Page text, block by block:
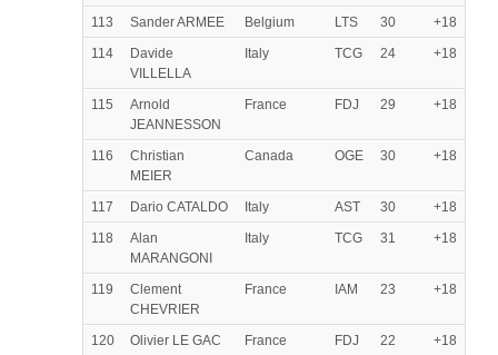
113 Sander ARMEE Belgium LTS 30
+18
114
Davide
VILLELLA
Italy TCG 24 +18
115
Arnold
JEANNESSON
France FDJ 29 +18
116
Christian
MEIER
Canada OGE 30 +18
117 Dario CATALDO Italy AST 30
+18
118
Alan
MARANGONI
Italy TCG 31 +18
119
Clement
CHEVRIER
France IAM 23 +18
120 Olivier LE GAC France FDJ 22
+18